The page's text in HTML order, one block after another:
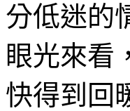
分低迷的
眼光來看
快得到回